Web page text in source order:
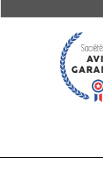
Boutique en